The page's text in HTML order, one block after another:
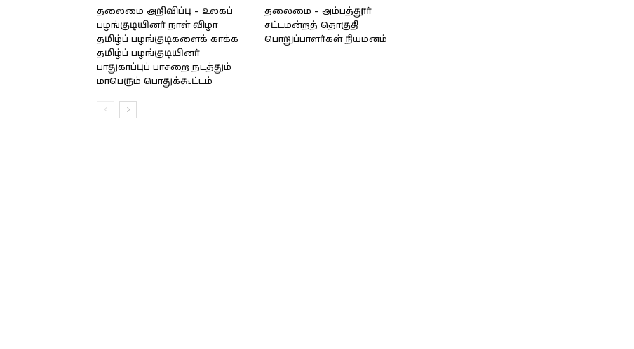
தலைமை அறிவிப்பு – உலகப்
பழங்குடியினர் நாள் விழா
தமிழ்ப் பழங்குடிகளைக் காக்க
தமிழ்ப் பழங்குடியினர்
பாதுகாப்புப் பாசறை நடத்தும்
மாபெரும் பொதுக்கூட்டம்
தலைமை – அம்பத்தூர்
சட்டமன்றத் தொகுதி
பொறுப்பாளர்கள் நியமனம்